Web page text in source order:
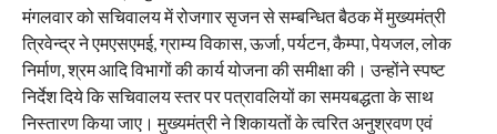
मंगलवार को सचिवालय में रोजगार सृजन से सम्बन्धित बैठक में मुख्यमंत्री
त्रिवेन्द्र ने एमएसएमई, ग्राम्य विकास, ऊर्जा, पर्यटन, कैम्पा, पेयजल, लोक
निर्माण, श्रम आदि विभागों की कार्य योजना की समीक्षा की। उन्होंने स्पष्ट
निर्देश दिये कि सचिवालय स्तर पर पत्रावलियों का समयबद्धता के साथ
निस्तारण किया जाए। मुख्यमंत्री ने शिकायतों के त्वरित अनुश्रवण एवं